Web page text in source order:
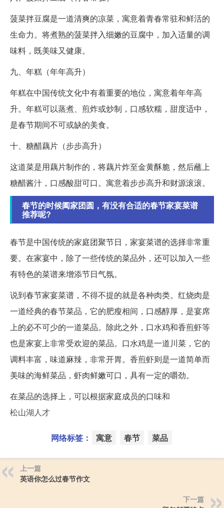
菠菜拌豆腐是一道清爽的凉菜，寓意着青春常驻和鲜活的
生命力。将煮熟的菠菜拌入细嫩的豆腐中，加入适量的调
味料，既美味又健康。
九、年糕（年年高升）
年糕在中国传统文化中有着重要的地位，寓意着年年高
升。年糕可以蒸煮、煎炸或炒制，口感软糯，甜度适中，
是春节期间不可或缺的美食。
十、糖醋藕片（步步高升）
这道菜是用藕片制作的，将藕片炸至金黄酥脆，然后蘸上
糖醋酱汁，口感酸甜可口。寓意着步步高升和财源滚滚。
春节的时候阖家团圆，有没有合适的春节家宴菜谱
推荐呢?
春节是中国传统的家庭团聚节日，家宴菜谱的选择非常重
要。在家宴中，除了一些传统的菜品外，还可以加入一些
有特色的菜谱来增添节日气氛。
说到春节家宴菜谱，不得不提的就是各种肉类。红烧肉是
一道经典的春节菜品，它的肥瘦相间，口感醇厚，是宴席
上的必不可少的一道菜品。除此之外，口水鸡和香煎虾等
也是家宴上非常受欢迎的菜品。口水鸡是一道川菜，它的
调料丰富，味道麻辣，非常开胃。香煎虾则是一道简单而
美味的海鲜菜品，虾肉鲜嫩可口，具有一定的嚼劲。
在菜品的选择上，可以根据家庭成员的口味和
松山湖人才
网络标签： 寓意 春节 菜品
上一篇
英语你怎么过春节作文
下一篇